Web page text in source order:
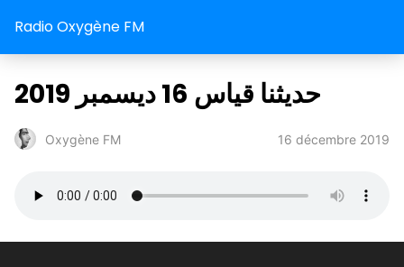
Radio Oxygène FM
حديثنا قياس 16 ديسمبر 2019
Oxygène FM 16 décembre 2019